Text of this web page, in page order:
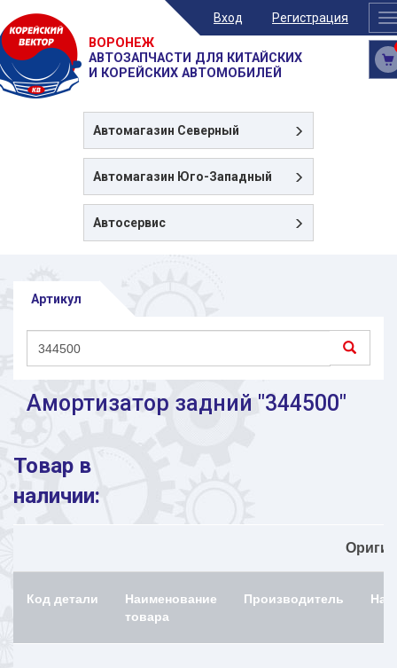
Вход Регистрация
ВОРОНЕЖ
АВТОЗАПЧАСТИ ДЛЯ КИТАЙСКИХ
И КОРЕЙСКИХ АВТОМОБИЛЕЙ
Автомагазин Северный
Автомагазин Юго-Западный
Автосервис
Артикул
Амортизатор задний "344500"
Товар в
наличии:
Код детали
Наименование
товара
Производитель